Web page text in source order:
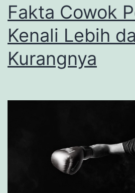
Fakta Cowok
Kenali Lebih
Kurangnya